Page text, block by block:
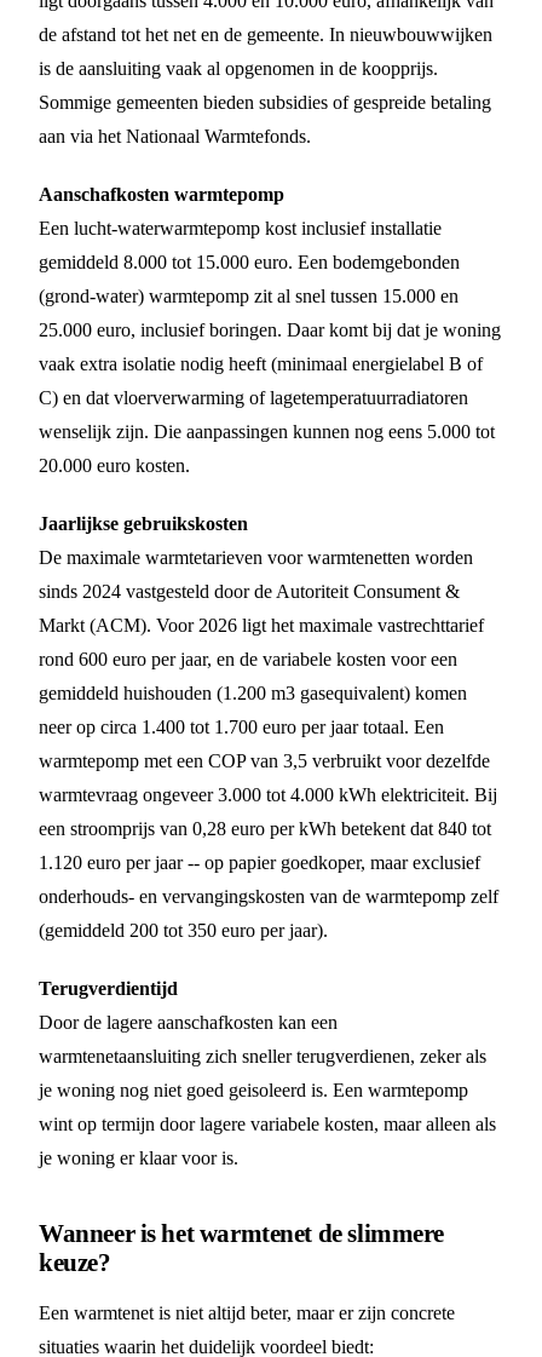
de afstand tot het net en de gemeente. In nieuwbouwwijken
is de aansluiting vaak al opgenomen in de koopprijs.
Sommige gemeenten bieden subsidies of gespreide betaling
aan via het Nationaal Warmtefonds.
Aanschafkosten warmtepomp
Een lucht-waterwarmtepomp kost inclusief installatie
gemiddeld 8.000 tot 15.000 euro. Een bodemgebonden
(grond-water) warmtepomp zit al snel tussen 15.000 en
25.000 euro, inclusief boringen. Daar komt bij dat je woning
vaak extra isolatie nodig heeft (minimaal energielabel B of
C) en dat vloerverwarming of lagetemperatuurradiatoren
wenselijk zijn. Die aanpassingen kunnen nog eens 5.000 tot
20.000 euro kosten.
Jaarlijkse gebruikskosten
De maximale warmtetarieven voor warmtenetten worden
sinds 2024 vastgesteld door de Autoriteit Consument &
Markt (ACM). Voor 2026 ligt het maximale vastrechttarief
rond 600 euro per jaar, en de variabele kosten voor een
gemiddeld huishouden (1.200 m3 gasequivalent) komen
neer op circa 1.400 tot 1.700 euro per jaar totaal. Een
warmtepomp met een COP van 3,5 verbruikt voor dezelfde
warmtevraag ongeveer 3.000 tot 4.000 kWh elektriciteit. Bij
een stroomprijs van 0,28 euro per kWh betekent dat 840 tot
1.120 euro per jaar -- op papier goedkoper, maar exclusief
onderhouds- en vervangingskosten van de warmtepomp zelf
(gemiddeld 200 tot 350 euro per jaar).
Terugverdientijd
Door de lagere aanschafkosten kan een
warmtenetaansluiting zich sneller terugverdienen, zeker als
je woning nog niet goed geisoleerd is. Een warmtepomp
wint op termijn door lagere variabele kosten, maar alleen als
je woning er klaar voor is.
Wanneer is het warmtenet de slimmere
keuze?
Een warmtenet is niet altijd beter, maar er zijn concrete
situaties waarin het duidelijk voordeel biedt: